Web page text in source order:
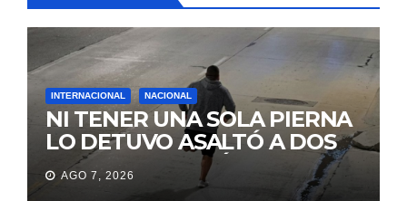
INTERNACIONAL NACIONAL
NI TENER UNA SOLA PIERNA
LO DETUVO ASALTÓ A DOS
MUJERES Y HUYÓ
BRINCANDO.
AGO 7, 2026